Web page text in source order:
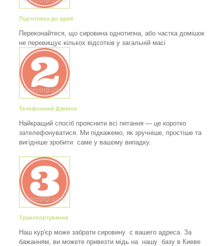
Підготовка до здачі
Переконайтеся, що сировина однотипна, або частка домішок
не перевищує кількох відсотків у загальній масі
Телефонний Дзвінок
Найкращий спосіб прояснити всі питання — це коротко
зателефонуватися. Ми підкажемо, як зручніше, простіше та
вигідніше зробити саме у вашому випадку.
Транспортування
Наш кур'єр може забрати сировину с вашего адреса. За
бажанням, ви можете привезти мідь на нашу базу в Киеве